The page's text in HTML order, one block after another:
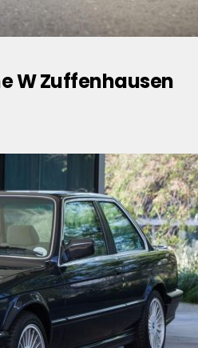
W Zuffenhausen